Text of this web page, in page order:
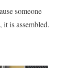
someone
it is assembled.